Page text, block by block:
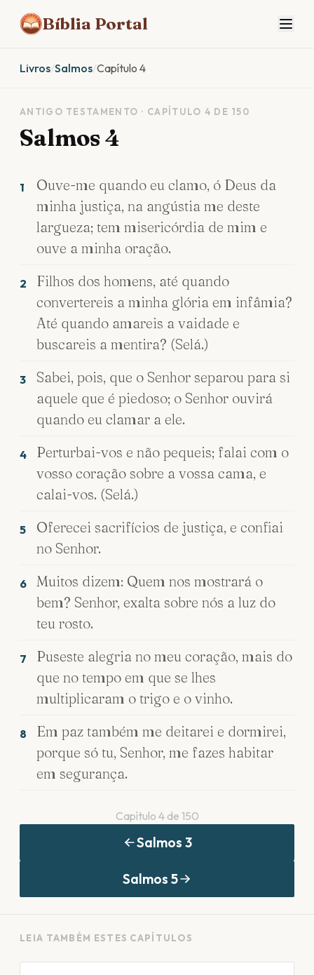
Bíblia Portal
Livros/Salmos/Capítulo 4
ANTIGO TESTAMENTO · CAPÍTULO 4 DE 150
Salmos 4
1
Ouve-me quando eu clamo, ó Deus da
minha justiça, na angústia me deste
largueza; tem misericórdia de mim e
ouve a minha oração.
2
Filhos dos homens, até quando
convertereis a minha glória em infâmia?
Até quando amareis a vaidade e
buscareis a mentira? (Selá.)
3
Sabei, pois, que o Senhor separou para si
aquele que é piedoso; o Senhor ouvirá
quando eu clamar a ele.
4
Perturbai-vos e não pequeis; falai com o
vosso coração sobre a vossa cama, e
calai-vos. (Selá.)
5
Oferecei sacrifícios de justiça, e confiai
no Senhor.
6
Muitos dizem: Quem nos mostrará o
bem? Senhor, exalta sobre nós a luz do
teu rosto.
7
Puseste alegria no meu coração, mais do
que no tempo em que se lhes
multiplicaram o trigo e o vinho.
8
Em paz também me deitarei e dormirei,
porque só tu, Senhor, me fazes habitar
em segurança.
Capítulo 4de 150
Salmos 3
Salmos 5
LEIA TAMBÉM ESTES CAPÍTULOS